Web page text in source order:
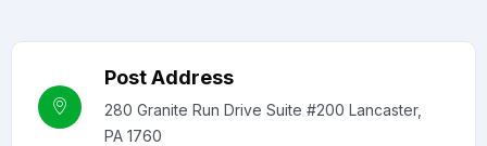
Post Address
280 Granite Run Drive Suite #200 Lancaster,
PA 1760